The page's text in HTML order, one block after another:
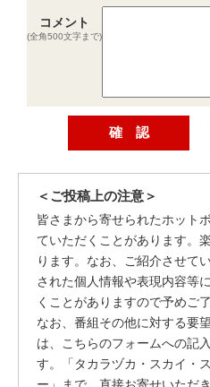
コメント
(全角500文字まで)
＜ご投稿上の注意＞
皆さまから寄せられたホット
ていただくことがあります。
ります。なお、ご紹介させて
された個人情報や表現内容等
くことがありますので予めご
なお、番組その他に対する要
は、こちらのフォームへの記
す。「タカラヅカ・スカイ・
ー」まで、直接お寄せいただ